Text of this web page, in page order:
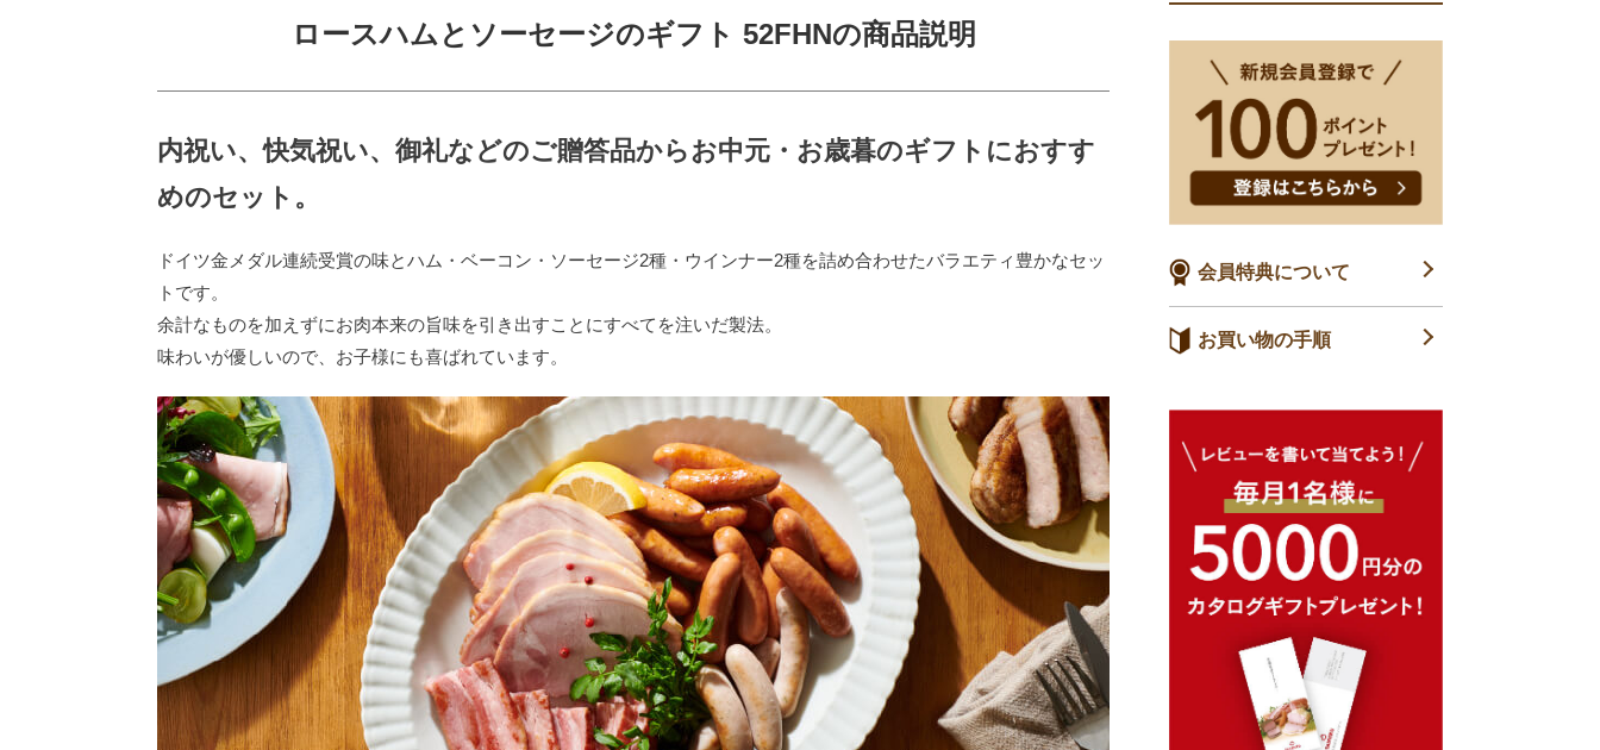
会員特典について
お買い物の手順
ロースハムとソーセージのギフト 52FHNの商品説明
内祝い、快気祝い、御礼などのご贈答品からお中元・お歳暮のギフトにおすす
めのセット。
ドイツ金メダル連続受賞の味とハム・ベーコン・ソーセージ2種・ウインナー2種を詰め合わせたバラエティ豊かなセッ
トです。
余計なものを加えずにお肉本来の旨味を引き出すことにすべてを注いだ製法。
味わいが優しいので、お子様にも喜ばれています。